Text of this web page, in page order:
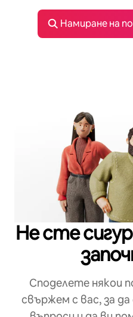
Намиране на
Не сте
Споделете някои
свържем с вас, за